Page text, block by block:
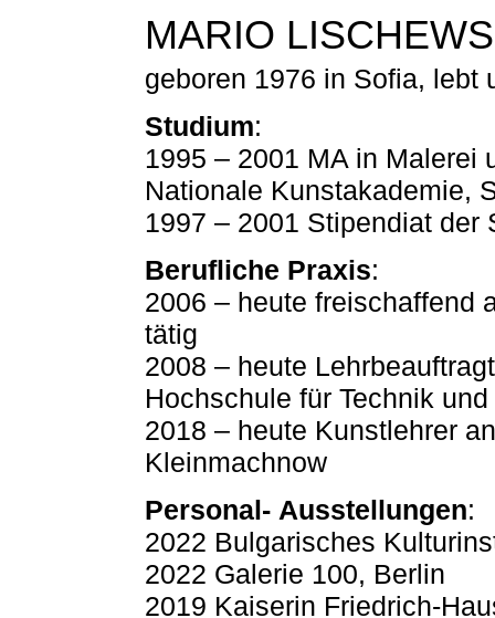
MARIO
geboren 1976 in Sofia, lebt
Studium:
1995 – 2001 MA in Malerei
Nationale Kunstakademie,
1997 – 2001 Stipendiat der
Berufliche Praxis:
2006 – heute freischaffend
tätig
2008 – heute
Hochschule für Technik
2018 – heute Kunstlehrer
Kleinmachnow
Personal- Ausstellungen:
2022 Bulgarisches
2022 Galerie 100, Berlin
2019 Kaiserin Friedrich-